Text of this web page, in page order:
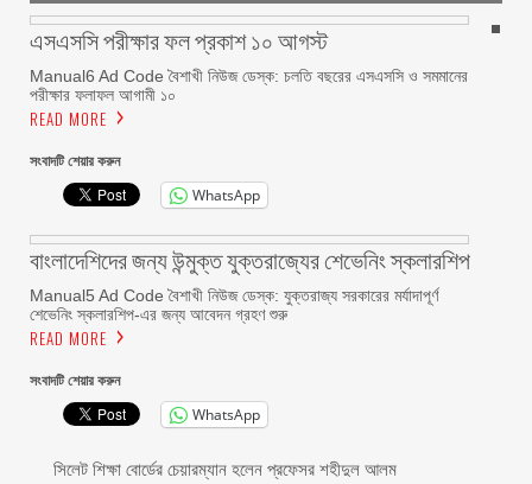
এসএসসি পরীক্ষার ফল প্রকাশ ১০ আগস্ট
Manual6 Ad Code বৈশাখী নিউজ ডেস্ক: চলতি বছরের এসএসসি ও সমমানের
পরীক্ষার ফলাফল আগামী ১০
READ MORE
সংবাদটি শেয়ার করুন
WhatsApp
বাংলাদেশিদের জন্য উন্মুক্ত যুক্তরাজ্যের শেভেনিং স্কলারশিপ
Manual5 Ad Code বৈশাখী নিউজ ডেস্ক: যুক্তরাজ্য সরকারের মর্যাদাপূর্ণ
শেভেনিং স্কলারশিপ-এর জন্য আবেদন গ্রহণ শুরু
READ MORE
সংবাদটি শেয়ার করুন
WhatsApp
সিলেট শিক্ষা বোর্ডের চেয়ারম্যান হলেন প্রফেসর শহীদুল আলম